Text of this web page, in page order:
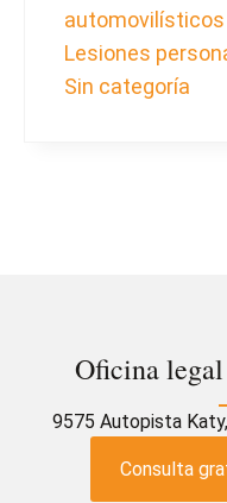
Lesiones
Sin categoría
Oficina
9575 Autopista
Consulta